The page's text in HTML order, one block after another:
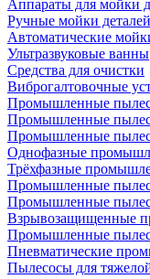
Аппараты для мойки
Ручные мойки деталей
Автоматические
Ультразвуковые ванны
Средства для очистки
Виброгалтовочные
Промышленные
Промышленные
Промышленные
Однофазные
Трёхфазные
Промышленные
Промышленные
Взрывозащищенные
Промышленные
Пневматические
Пылесосы для